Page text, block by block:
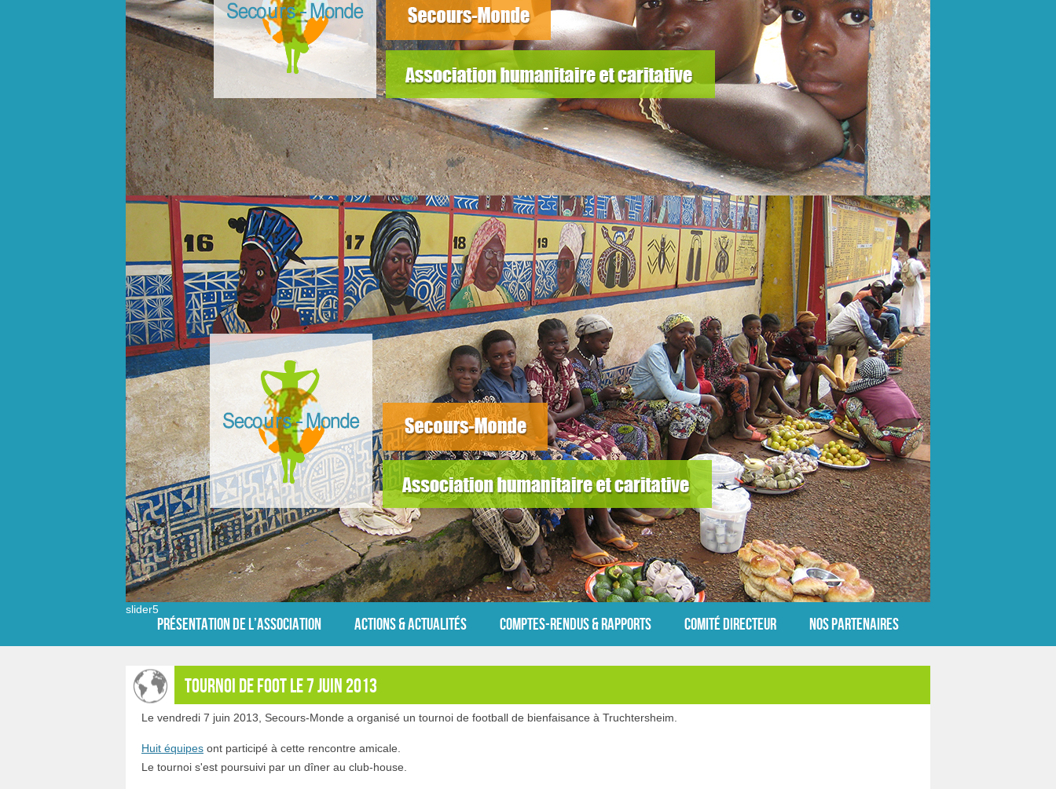
slider4
slider5
Présentation de l’Association Actions & Actualités Comptes-rendus & Rapports Comité Directeur Nos partenaires
Tournoi de foot le 7 juin 2013
Le vendredi 7 juin 2013, Secours-Monde a organisé un tournoi de football de bienfaisance à Truchtersheim.
Huit équipes ont participé à cette rencontre amicale.
Le tournoi s'est poursuivi par un dîner au club-house.